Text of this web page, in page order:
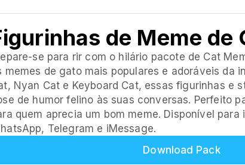
de Meme de
se para rir com o hilário pacote de Cat
memes de gato mais populares e adoráveis da
Nyan Cat e Keyboard Cat, essas figurinhas e
de humor felino às suas conversas. Perfeito
quem aprecia um bom meme. Disponível para
Telegram e iMessage.
Download Pack